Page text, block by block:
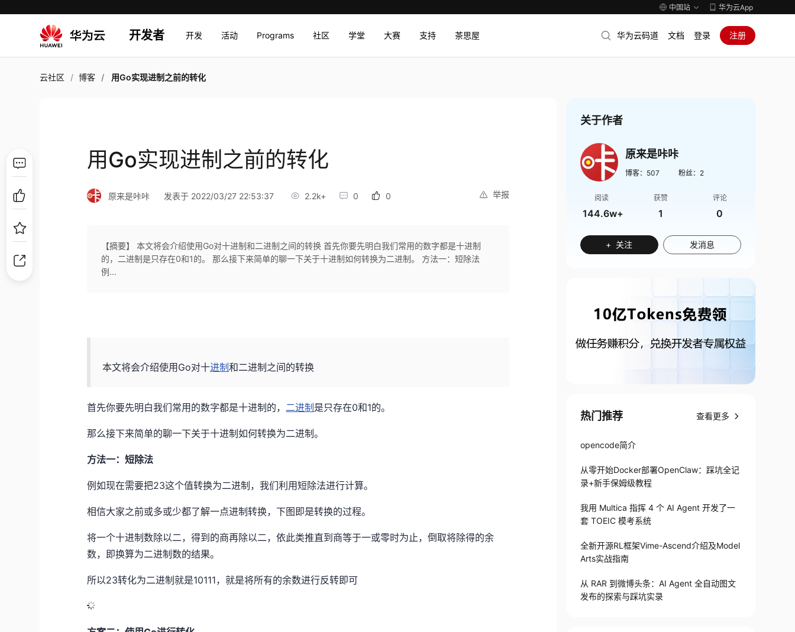
中国站 华为云App
开发者 开发 活动 Programs 社区 学堂 大赛 支持 茶思屋 华为云码道 文档 登录 注册
云社区 博客 用Go实现进制之前的转化
用Go实现进制之前的转化
举报
原来是咔咔 发表于 2022/03/27 22:53:37 2.2k+ 0 0
【摘要】 本文将会介绍使用Go对十进制和二进制之间的转换 首先你要先明白我们常用的数字都是十进制
的，二进制是只存在0和1的。 那么接下来简单的聊一下关于十进制如何转换为二进制。 方法一：短除法
例...
本文将会介绍使用Go对十进制和二进制之间的转换
首先你要先明白我们常用的数字都是十进制的， 二进制 是只存在0和1的。
那么接下来简单的聊一下关于十进制如何转换为二进制。
方法一：短除法
例如现在需要把23这个值转换为二进制，我们利用短除法进行计算。
相信大家之前或多或少都了解一点进制转换，下图即是转换的过程。
将一个十进制数除以二，得到的商再除以二，依此类推直到商等于一或零时为止，倒取将除得的余
数，即换算为二进制数的结果。
所以23转化为二进制就是10111，就是将所有的余数进行反转即可
关于作者
原来是咔咔
博客： 507 粉丝： 2
阅读
144.6w+
获赞
1
评论
0
+ 关注 发消息
热门推荐 查看更多
opencode简介
从零开始Docker部署OpenClaw：踩坑全记
录+新手保姆级教程
我用 Multica 指挥 4 个 AI Agent 开发了一
套 TOEIC 模考系统
全新开源RL框架Vime-Ascend介绍及Model
Arts实战指南
从 RAR 到微博头条：AI Agent 全自动图文
发布的探索与踩坑实录